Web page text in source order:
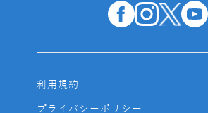
利用規約
プライバシーポリシー